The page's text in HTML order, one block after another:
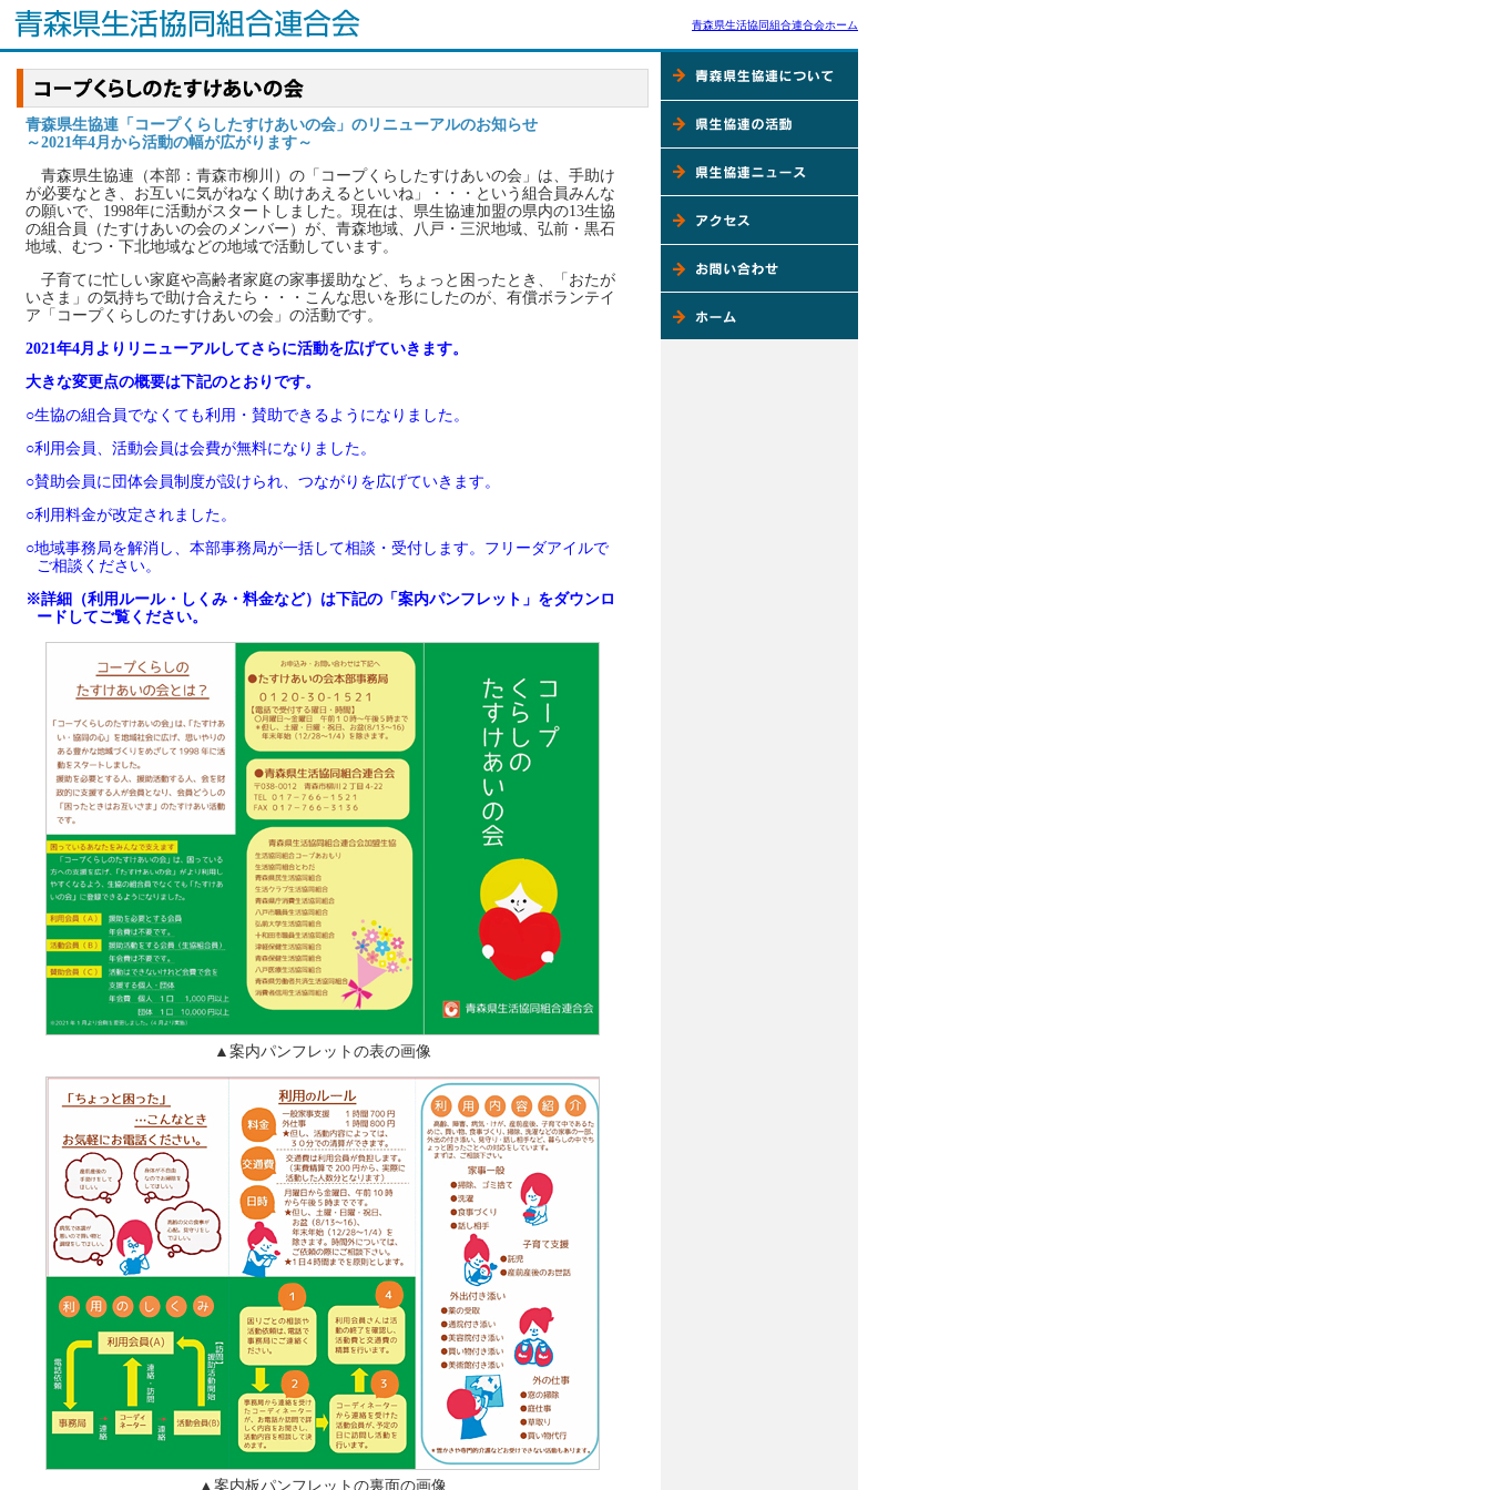
青森県生活協同組合連合会ホーム
青森県生協連「コープくらしたすけあいの会」のリニューアルのお知らせ
～2021年4月から活動の幅が広がります～
青森県生協連（本部：青森市柳川）の「コープくらしたすけあいの会」は、手助け
が必要なとき、お互いに気がねなく助けあえるといいね」・・・という組合員みんな
の願いで、1998年に活動がスタートしました。現在は、県生協連加盟の県内の13生協
の組合員（たすけあいの会のメンバー）が、青森地域、八戸・三沢地域、弘前・黒石
地域、むつ・下北地域などの地域で活動しています。
子育てに忙しい家庭や高齢者家庭の家事援助など、ちょっと困ったとき、「おたが
いさま」の気持ちで助け合えたら・・・こんな思いを形にしたのが、有償ボランテイ
ア「コープくらしのたすけあいの会」の活動です。
2021年4月よりリニューアルしてさらに活動を広げていきます。
大きな変更点の概要は下記のとおりです。
○生協の組合員でなくても利用・賛助できるようになりました。
○利用会員、活動会員は会費が無料になりました。
○賛助会員に団体会員制度が設けられ、つながりを広げていきます。
○利用料金が改定されました。
○地域事務局を解消し、本部事務局が一括して相談・受付します。フリーダアイルで
ご相談ください。
※詳細（利用ルール・しくみ・料金など）は下記の「案内パンフレット」をダウンロ
ードしてご覧ください。
▲案内パンフレットの表の画像
▲案内板パンフレットの裏面の画像